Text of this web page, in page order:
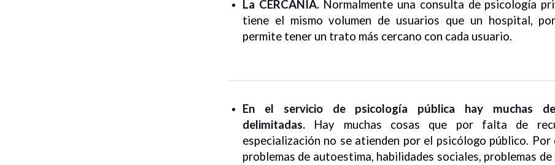
La CERCANÍA.Normalmente una consulta de psicología
tiene el mismo volumen de usuarios que un hospital,
permite tener un trato más cercano con cada usuario.
En el servicio de psicología pública hay muchas
delimitadas.Hay muchas cosas que por falta de
especialización no se atienden por el psicólogo público. Por
problemas de autoestima, habilidades sociales, problemas de